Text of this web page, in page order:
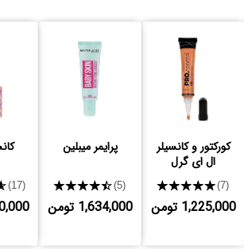
کورکتور و کانسیلر
ال ای گرل
★★★★★(7)
1,225,000 تومن
پرایمر میبلین
★★★★★(5)
1,634,000 تومن
(17)